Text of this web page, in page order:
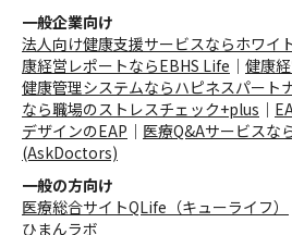
一般企業向け
法人向け健康支援サービスならホワイ
康経営レポートならEBHS Life ｜ 健康
健康管理システムならハピネスパート
なら職場のストレスチェック+plus ｜
デザインのEAP ｜ 医療Q&Aサービスな
(AskDoctors)
一般の方向け
医療総合サイトQLife（キューライフ）
ひまんラボ